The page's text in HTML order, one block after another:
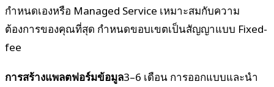
กำหนดเองหรือ Managed Service เหมาะสมกับความ
ต้องการของคุณที่สุด กำหนดขอบเขตเป็นสัญญาแบบ Fixed-
fee
การสร้างแพลตฟอร์มข้อมูล3–6 เดือน การออกแบบและนำ